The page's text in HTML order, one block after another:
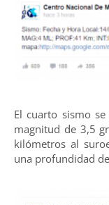
El cuarto sismo
magnitud de 3,5
kilómetros al
una profundidad